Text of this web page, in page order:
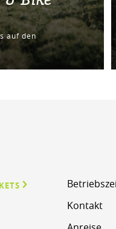
auf den
Kontakt